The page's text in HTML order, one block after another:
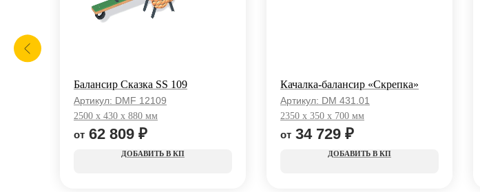
Балансир Сказка SS 109
Артикул: DMF 12109
2500 x 430 x 880 мм
62 809 ₽
КП
Качалка-балансир «Скрепка»
Артикул: DM 431.01
2350 x 350 x 700 мм
34 729 ₽
КП